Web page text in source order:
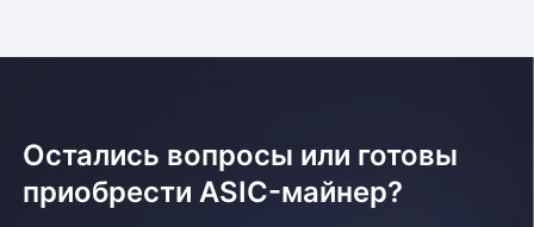
Остались вопросы или готовы
приобрести ASIC-майнер?